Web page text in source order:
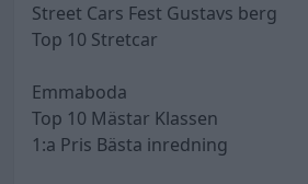
Street Cars Fest Gustavs berg
Top 10 Stretcar
Emmaboda
Top 10 Mästar Klassen
1:a Pris Bästa inredning